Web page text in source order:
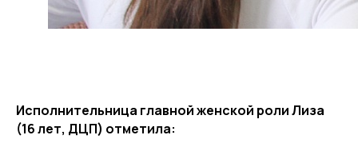
Исполнительница главной женской роли Лиза
(16 лет, ДЦП) отметила: